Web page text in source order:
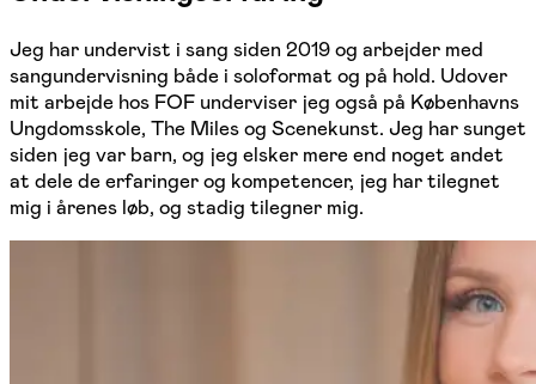
Jeg har undervist i sang siden 2019 og arbejder med
sangundervisning både i soloformat og på hold. Udover
mit arbejde hos FOF underviser jeg også på Københavns
Ungdomsskole, The Miles og Scenekunst. Jeg har sunget
siden jeg var barn, og jeg elsker mere end noget andet
at dele de erfaringer og kompetencer, jeg har tilegnet
mig i årenes løb, og stadig tilegner mig.